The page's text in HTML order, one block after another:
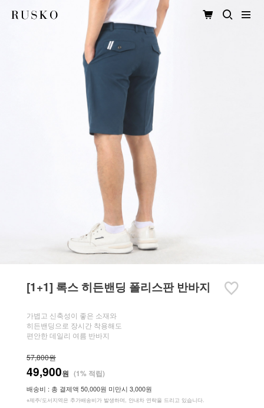
[1+1] 록스 히든밴딩 폴리스판 반바지
가볍고 신축성이 좋은 소재와
히든밴딩으로 장시간 착용해도
편안한 데일리 여름 반바지
57,800원
49,900원 (1% 적립)
배송비 : 총 결제액 50,000원 미만시 3,000원
※제주/도서지역은 추가배송비가 발생하며, 안내차 연락을 드리고 있습니다.